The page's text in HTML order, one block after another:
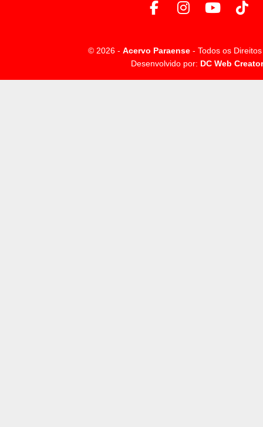
© 2026 - Acervo Paraense - Todos os
Desenvolvido por: DC Web